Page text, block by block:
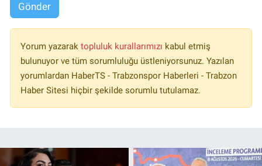
Gönder
Yorum yazarak topluluk kurallarımızı kabul etmiş
bulunuyor ve tüm sorumluluğu üstleniyorsunuz. Yazılan
yorumlardan HaberTS - Trabzonspor Haberleri - Trabzon
Haber Sitesi hiçbir şekilde sorumlu tutulamaz.